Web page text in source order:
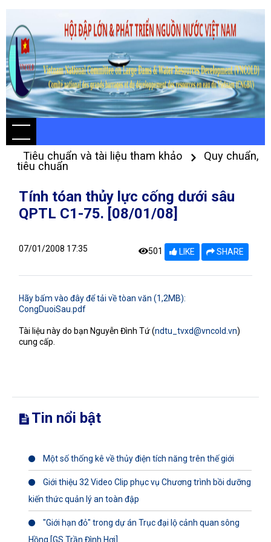
Tiêu chuẩn và tài liệu tham khảo
Quy chuẩn,
tiêu chuẩn
Tính tóan thủy lực cống dưới sâu
QPTL C1-75. [08/01/08]
07/01/2008 17:35 501 LIKE SHARE
Hãy bấm vào đây để tải về tòan văn (1,2MB):
CongDuoiSau.pdf
Tài liệu này do bạn Nguyễn Đình Tứ (ndtu_tvxd@vncold.vn)
cung cấp.
Tin nổi bật
Một số thống kê về thủy điện tích năng trên thế giới
Giới thiệu 32 Video Clip phục vụ Chương trình bồi dưỡng
kiến thức quản lý an toàn đập
"Giới hạn đỏ" trong dự án Trục đại lộ cảnh quan sông
Hồng [GS.Trần Đình Hợi]